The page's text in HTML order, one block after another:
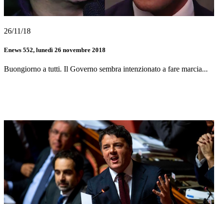
26/11/18
Enews 552, lunedì 26 novembre 2018
Buongiorno a tutti. Il Governo sembra intenzionato a fare marcia...